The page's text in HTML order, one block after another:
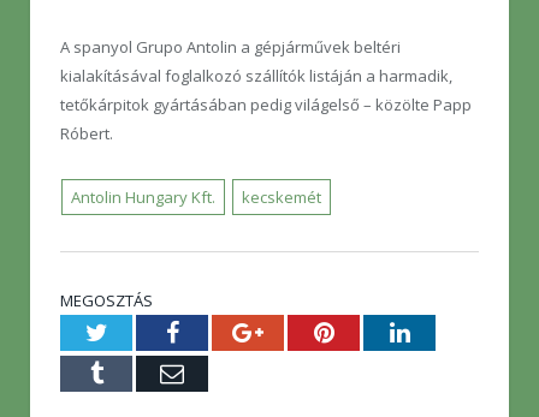
A spanyol Grupo Antolin a gépjárművek beltéri
kialakításával foglalkozó szállítók listáján a harmadik,
tetőkárpitok gyártásában pedig világelső – közölte Papp
Róbert.
Antolin Hungary Kft. kecskemét
MEGOSZTÁS
TwitterFacebookGoogle+PinterestLinkedIn
Tumblr E-